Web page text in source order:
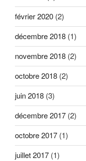
février 2020 (2)
décembre 2018 (1)
novembre 2018 (2)
octobre 2018 (2)
juin 2018 (3)
décembre 2017 (2)
octobre 2017 (1)
juillet 2017 (1)